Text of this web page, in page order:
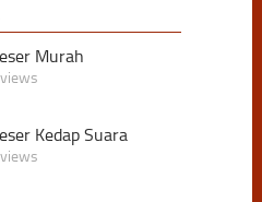
Murah
Kedap Suara